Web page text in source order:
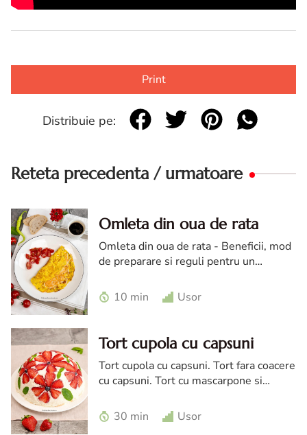
Print
Distribuie pe:
Reteta precedenta / urmatoare
Omleta din oua de rata
Omleta din oua de rata - Beneficii, mod
de preparare si reguli pentru un
considerate de multi o adevarata
delicatesa datorita gustului lor int...
10 min Usor
Tort cupola cu capsuni
Tort cupola cu capsuni. Tort fara coacere
cu capsuni. Tort cu mascarpone si
frisca si capsuni. Tort tiramisu cu
capsuni
30 min Usor